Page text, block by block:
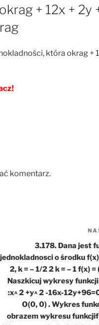
+ 12x + 2y
która okrag +
komentarz.
3.178. Dana jest
jednokladnosci o środku f(x)
2, k = – 1/2 2 k = – 1 f(x)
Naszkicuj wykresy
:x^ 2 +y^ 2 -16x-
O(0, 0) . Wykres
obrazem wykresu